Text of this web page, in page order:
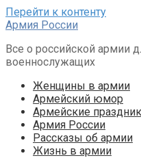
Перейти к контенту
Армия России
Все о российской армии
военнослужащих
Женщины в армии
Армейский юмор
Армейские
Армия России
Рассказы об армии
Жизнь в армии